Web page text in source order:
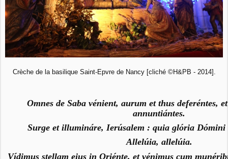
Crèche de la basilique Saint-Epvre de Nancy [cliché ©H&PB - 2014].
Omnes de Saba vénient, aurum et thus deferéntes,
annuntiántes.
Surge et illumináre, Ierúsalem : quia glória Dómini
Allelúia, allelúia.
Vídimus stellam eius in Oriénte, et vénimus cum